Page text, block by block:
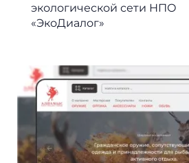
экологической сети НПО
«ЭкоДиалог»